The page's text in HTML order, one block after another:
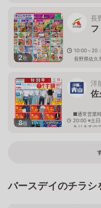
2枚
長
10:00～20
長野県佐久
8枚
洋
佐
■通常営業
20:00 ※土
ありますの
バースデイのチラシ